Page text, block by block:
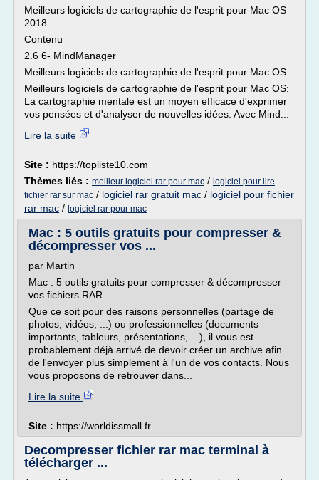
Meilleurs logiciels de cartographie de l'esprit pour Mac OS
2018
Contenu
2.6 6- MindManager
Meilleurs logiciels de cartographie de l'esprit pour Mac OS
Meilleurs logiciels de cartographie de l'esprit pour Mac OS:
La cartographie mentale est un moyen efficace d'exprimer
vos pensées et d'analyser de nouvelles idées. Avec Mind...
Lire la suite
Site : https://topliste10.com
Thèmes liés : meilleur logiciel rar pour mac / logiciel pour lire
fichier rar sur mac / logiciel rar gratuit mac / logiciel pour fichier
rar mac / logiciel rar pour mac
Mac : 5 outils gratuits pour compresser &
décompresser vos ...
par Martin
Mac : 5 outils gratuits pour compresser & décompresser
vos fichiers RAR
Que ce soit pour des raisons personnelles (partage de
photos, vidéos, ...) ou professionnelles (documents
importants, tableurs, présentations, ...), il vous est
probablement déjà arrivé de devoir créer un archive afin
de l'envoyer plus simplement à l'un de vos contacts. Nous
vous proposons de retrouver dans...
Lire la suite
Site : https://worldissmall.fr
Decompresser fichier rar mac terminal à
télécharger ...